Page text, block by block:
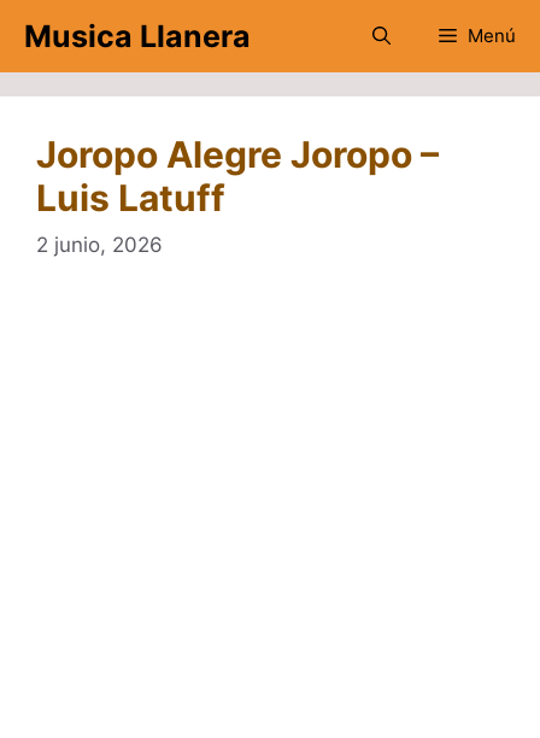
contenido
Musica Llanera Menú
Joropo Alegre Joropo –
Luis Latuff
2 junio, 2026